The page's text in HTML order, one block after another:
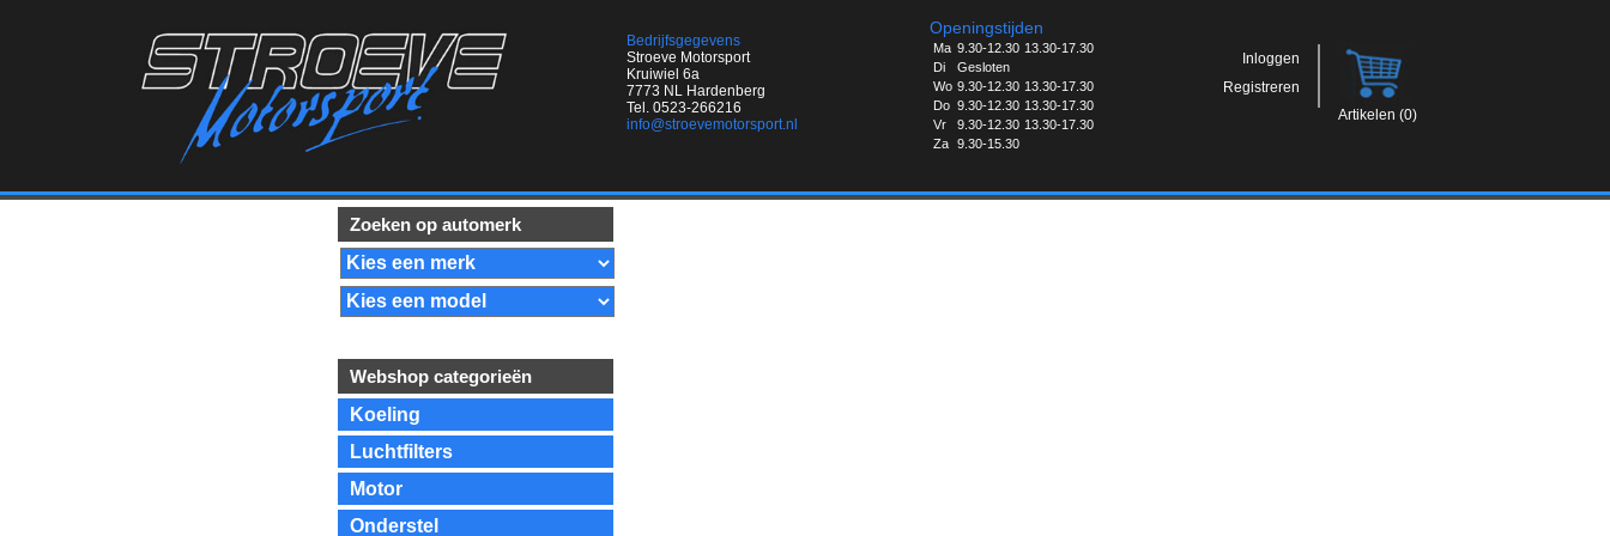
Bedrijfsgegevens
Stroeve Motorsport
Kruiwiel 6a
7773 NL Hardenberg
Tel. 0523-266216
info@stroevemotorsport.nl
Openingstijden
Ma 9.30-12.30 13.30-17.30
Di
Gesloten
Wo 9.30-12.30 13.30-17.30
Do 9.30-12.30 13.30-17.30
Vr
9.30-12.30 13.30-17.30
Za
9.30-15.30
Inloggen
Registreren
Artikelen (0)
Zoeken op automerk
Webshop categorieën
Koeling
Luchtfilters
Motor
Onderstel